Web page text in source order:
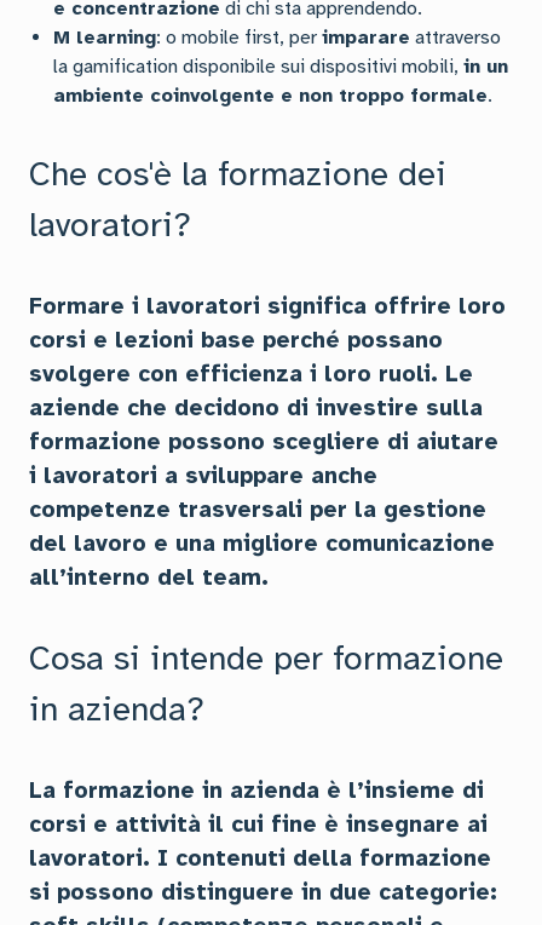
e concentrazione di chi sta apprendendo.
M learning: o mobile first, per imparare attraverso
la gamification disponibile sui dispositivi mobili, in un
ambiente coinvolgente e non troppo formale.
Che cos'è la formazione dei
lavoratori?
Formare i lavoratori significa offrire loro
corsi e lezioni base perché possano
svolgere con efficienza i loro ruoli. Le
aziende che decidono di investire sulla
formazione possono scegliere di aiutare
i lavoratori a sviluppare anche
competenze trasversali per la gestione
del lavoro e una migliore comunicazione
all’interno del team.
Cosa si intende per formazione
in azienda?
La formazione in azienda è l’insieme di
corsi e attività il cui fine è insegnare ai
lavoratori. I contenuti della formazione
si possono distinguere in due categorie: